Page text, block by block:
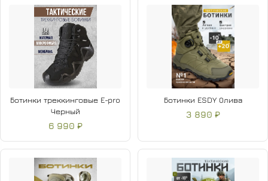
Ботинки треккинговые E-pro
Черный
6 990 ₽
Ботинки ESDY Олива
3 890 ₽